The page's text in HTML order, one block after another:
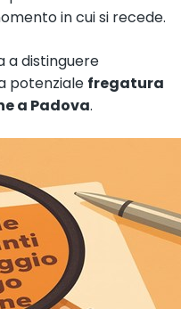
in cui si recede.
a distinguere
potenziale fregatura
a Padova.